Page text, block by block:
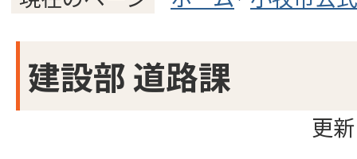
建設部 道路課
更